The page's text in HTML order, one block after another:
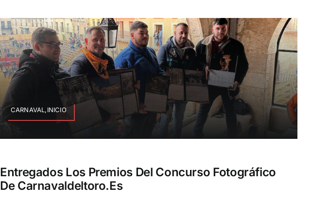
CARNAVAL,INICIO
Entregados Los Premios Del Concurso Fotográfico
De Carnavaldeltoro.es